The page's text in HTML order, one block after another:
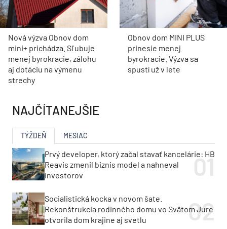
Nová výzva Obnov dom
mini+ prichádza. Sľubuje
menej byrokracie, zálohu
aj dotáciu na výmenu
strechy
Obnov dom MINI PLUS
prinesie menej
byrokracie. Výzva sa
spustí už v lete
NAJČÍTANEJŠIE
TÝŽDEŇ MESIAC
Prvý developer, ktorý začal stavať kancelárie: HB
Reavis zmenil biznis model a nahneval
investorov
Socialistická kocka v novom šate.
Rekonštrukcia rodinného domu vo Svätom Jure
otvorila dom krajine aj svetlu